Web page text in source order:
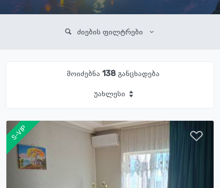
ძიების ფილტრები
მოიძებნა 138განცხადება
უახლესი
S-VIP